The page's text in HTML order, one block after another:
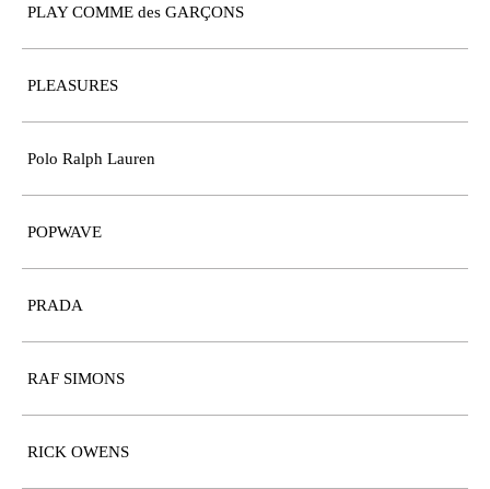
PLAY COMME des GARÇONS
PLEASURES
Polo Ralph Lauren
POPWAVE
PRADA
RAF SIMONS
RICK OWENS